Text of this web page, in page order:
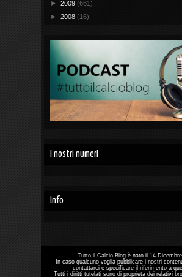
► 2009 (661)
► 2008 (16)
I nostri numeri
Info
Tutto il Calcio Blog è nato il 14
In caso qualcuno voglia pubblicare i nostri
contattarci e specificare il riferimento a
Tutti i diritti tutelati sono di proprietà dei relativi